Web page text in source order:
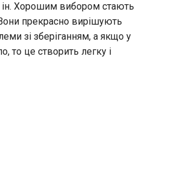
ін. Хорошим вибором стають
прекрасно вирішують
зі зберіганням, а якщо у
то це створить легку і